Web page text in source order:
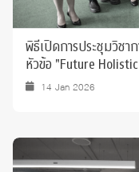
พิธีเปิดการประชุมวิชา
หัวข้อ "Future
14 Jan 2026